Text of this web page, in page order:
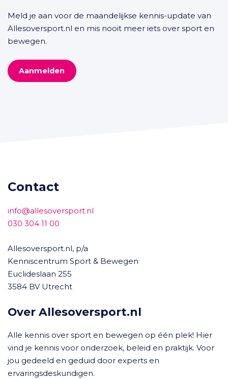
Meld je aan voor de maandelijkse kennis-update van
Allesoversport.nl en mis nooit meer iets over sport en
bewegen.
Aanmelden
Contact
info@allesoversport.nl
030 304 11 00
Allesoversport.nl, p/a
Kenniscentrum Sport & Bewegen
Euclideslaan 255
3584 BV Utrecht
Over Allesoversport.nl
Alle kennis over sport en bewegen op één plek! Hier
vind je kennis voor onderzoek, beleid en praktijk. Voor
jou gedeeld en geduid door experts en
ervaringsdeskundigen.